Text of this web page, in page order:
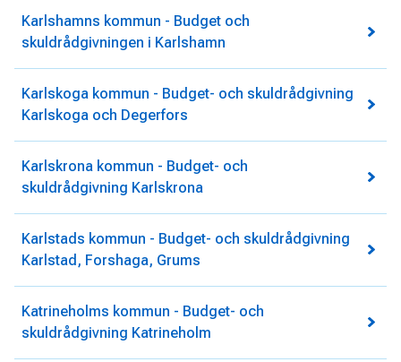
Karlshamns kommun - Budget och
skuldrådgivningen i Karlshamn
Karlskoga kommun - Budget- och skuldrådgivning
Karlskoga och Degerfors
Karlskrona kommun - Budget- och
skuldrådgivning Karlskrona
Karlstads kommun - Budget- och skuldrådgivning
Karlstad, Forshaga, Grums
Katrineholms kommun - Budget- och
skuldrådgivning Katrineholm